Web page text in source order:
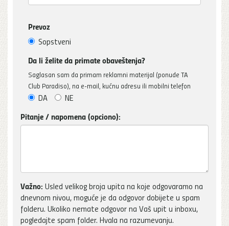
Prevoz
Sopstveni
Da li želite da primate obaveštenja?
Saglasan sam da primam reklamni materijal (ponude TA
Club Paradiso), na e-mail, kućnu adresu ili mobilni telefon
DA NE
Pitanje / napomena (opciono):
Važno: Usled velikog broja upita na koje odgovaramo na
dnevnom nivou, moguće je da odgovor dobijete u spam
folderu. Ukoliko nemate odgovor na Vaš upit u inboxu,
pogledajte spam folder. Hvala na razumevanju.